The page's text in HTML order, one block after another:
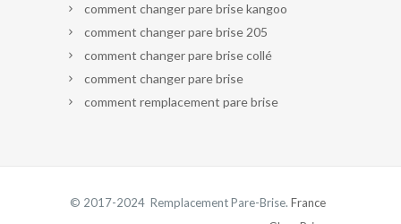
comment changer pare brise kangoo
comment changer pare brise 205
comment changer pare brise collé
comment changer pare brise
comment remplacement pare brise
© 2017-2024 Remplacement Pare-Brise. France